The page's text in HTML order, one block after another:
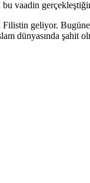
vaadin
geliyor.
dünyasında şahit